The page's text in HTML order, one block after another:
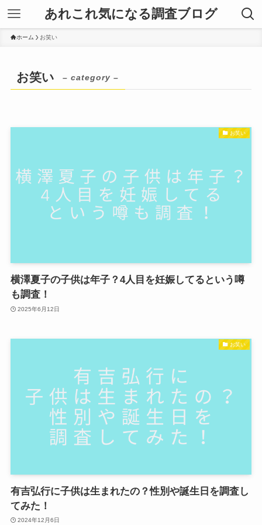
あれこれ気になる調査ブログ
ホーム お笑い
お笑い – category –
お笑い
横澤夏子の子供は年子？4人目を妊娠してるという噂
も調査！
2025年6月12日
お笑い
有吉弘行に子供は生まれたの？性別や誕生日を調査し
てみた！
2024年12月6日